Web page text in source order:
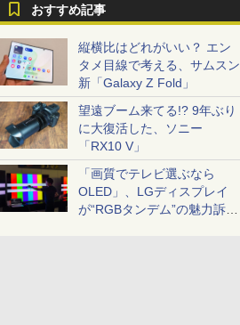
おすすめ記事
縦横比はどれがいい？ エン
タメ目線で考える、サムスン
新「Galaxy Z Fold」
望遠ブーム来てる!? 9年ぶり
に大復活した、ソニー
「RX10 V」
「画質でテレビ選ぶなら
OLED」、LGディスプレイ
が“RGBタンデム”の魅力訴